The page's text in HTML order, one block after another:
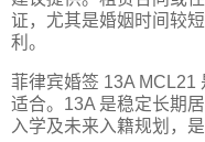
证，尤其是婚姻时间较
利。
菲律宾婚签 13A MCL21
适合。13A 是稳定长期
入学及未来入籍规划，